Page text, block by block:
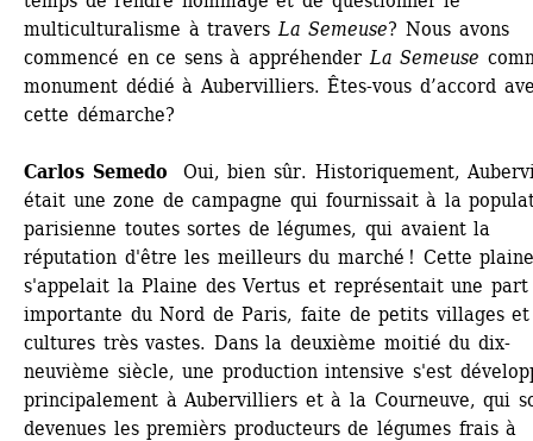
multiculturalisme à travers La Semeuse? Nous avons
commencé en ce sens à appréhender La Semeuse
monument dédié à Aubervilliers. Êtes-vous d’accord
cette démarche?
Carlos Semedo
Oui, bien sûr. Historiquement,
était une zone de campagne qui fournissait à la
parisienne toutes sortes de légumes, qui avaient la
réputation d'être les meilleurs du marché ! Cette
s'appelait la Plaine des Vertus et représentait une part
importante du Nord de Paris, faite de petits villages
cultures très vastes. Dans la deuxième moitié du dix-
neuvième siècle, une production intensive s'est
principalement à Aubervilliers et à la Courneuve, qui
devenues les premièrs producteurs de légumes frais à